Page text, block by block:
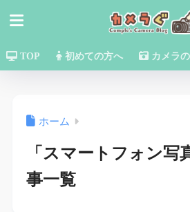
TOP 初めての方へ カメラ
ホーム
「スマートフォン写
事一覧